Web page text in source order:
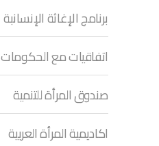
برنامج الإغاثة الإنسانبة
اتفاقيات مع الحكومات
صندوق المرأة للتنمية
اكاديمية المرأة العربية